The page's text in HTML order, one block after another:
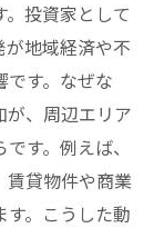
投資家として
地域経済や不
す。なぜな
が、周辺エリア
す。例えば、
貸物件や商業
。こうした動